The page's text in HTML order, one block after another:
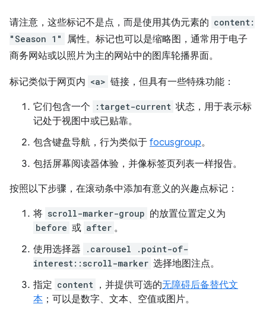
请注意，这些标记不是点，而是使用其伪元素的 content:
"Season 1"
属性。标记也可以是缩略图，通常用于电子
商务网站或以照片为主的网站中的图库轮播界面。
标记类似于网页内 <a> 链接，但具有一些特殊功能：
它们包含一个 :target-current 状态，用于表示标
记处于视图中或已贴靠。
包含键盘导航，行为类似于 focusgroup。
包括屏幕阅读器体验，并像标签页列表一样报告。
按照以下步骤，在滚动条中添加有意义的兴趣点标记：
将 scroll-marker-group 的放置位置定义为
before 或 after 。
使用选择器
.carousel .point-of-
interest::scroll-marker 选择地图注点。
指定 content ，并提供可选的无障碍后备替代文
本 ；可以是数字、文本、空值或图片。